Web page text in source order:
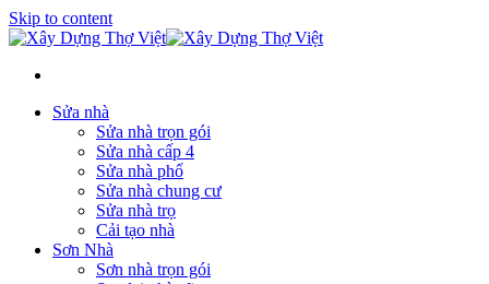
Skip to content
Sửa nhà
Sửa nhà trọn gói
Sửa nhà cấp 4
Sửa nhà phố
Sửa nhà chung cư
Sửa nhà trọ
Cải tạo nhà
Sơn Nhà
Sơn nhà trọn gói